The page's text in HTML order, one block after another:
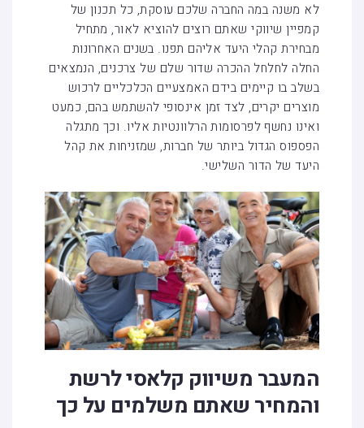
לא משנה במה החברה שלכם עוסקת, כל תכנון של
קמפיין שיווקי שאתם רוצים להוציא לאור, מתחיל
מבחירת קהלי היעד אליהם תפנו. בשנים האחרונות
החלה לחלחל ההכרה שדור שלם של צרכנים, הנמצאים
בשלב בו קיימים בידם האמצעיים הכלכליים לרכוש
מוצרים יקרים, לצד זמן אינסופי להשתמש בהם, כמעט
ואינו נחשף לפרסומות הרלוונטיות אליו. וכך מתגלה
הפספוס הגדול ביותר של חברות, שמזניחות את קהל
היעד של הדור השלישי.
המעבר משיווק קלאסי לרשת
והמחיר שאתם משלמים על כך